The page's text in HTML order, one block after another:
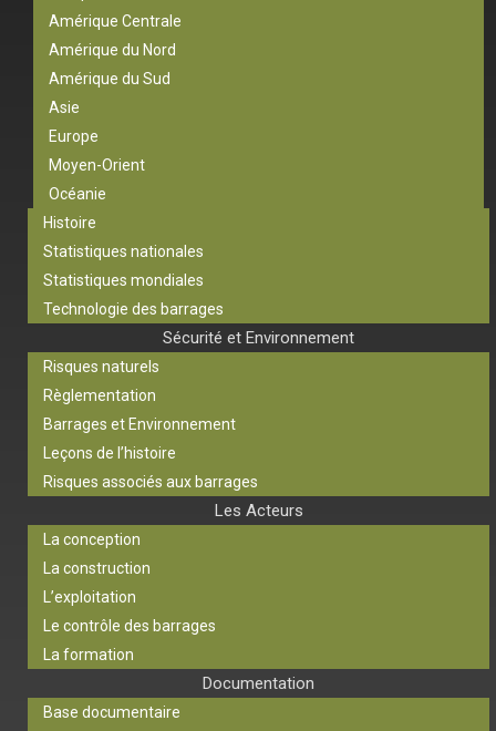
Amérique Centrale
Amérique du Nord
Amérique du Sud
Asie
Europe
Moyen-Orient
Océanie
Histoire
Statistiques nationales
Statistiques mondiales
Technologie des barrages
Sécurité et Environnement
Risques naturels
Règlementation
Barrages et Environnement
Leçons de l’histoire
Risques associés aux barrages
Les Acteurs
La conception
La construction
L’exploitation
Le contrôle des barrages
La formation
Documentation
Base documentaire